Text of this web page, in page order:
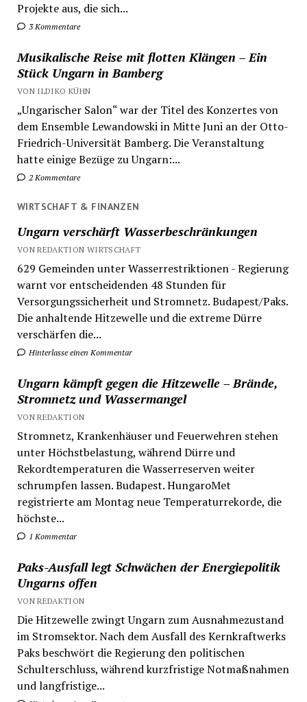
Projekte aus, die sich...
3 Kommentare
Musikalische Reise mit flotten Klängen – Ein
Stück Ungarn in Bamberg
VON ILDIKO KÜHN
„Ungarischer Salon“ war der Titel des Konzertes von
dem Ensemble Lewandowski in Mitte Juni an der Otto-
Friedrich-Universität Bamberg. Die Veranstaltung
hatte einige Bezüge zu Ungarn:...
2 Kommentare
WIRTSCHAFT & FINANZEN
Ungarn verschärft Wasserbeschränkungen
VON REDAKTION WIRTSCHAFT
629 Gemeinden unter Wasserrestriktionen - Regierung
warnt vor entscheidenden 48 Stunden für
Versorgungssicherheit und Stromnetz. Budapest/Paks.
Die anhaltende Hitzewelle und die extreme Dürre
verschärfen die...
Hinterlasse einen Kommentar
Ungarn kämpft gegen die Hitzewelle – Brände,
Stromnetz und Wassermangel
VON REDAKTION
Stromnetz, Krankenhäuser und Feuerwehren stehen
unter Höchstbelastung, während Dürre und
Rekordtemperaturen die Wasserreserven weiter
schrumpfen lassen. Budapest. HungaroMet
registrierte am Montag neue Temperaturrekorde, die
höchste...
1 Kommentar
Paks-Ausfall legt Schwächen der Energiepolitik
Ungarns offen
VON REDAKTION
Die Hitzewelle zwingt Ungarn zum Ausnahmezustand
im Stromsektor. Nach dem Ausfall des Kernkraftwerks
Paks beschwört die Regierung den politischen
Schulterschluss, während kurzfristige Notmaßnahmen
und langfristige...